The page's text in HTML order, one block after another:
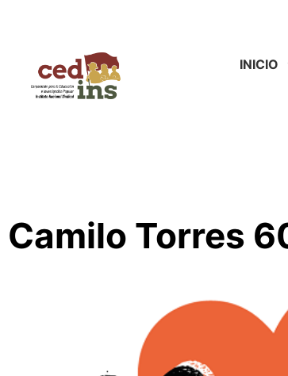
INICIO
Camilo Torres